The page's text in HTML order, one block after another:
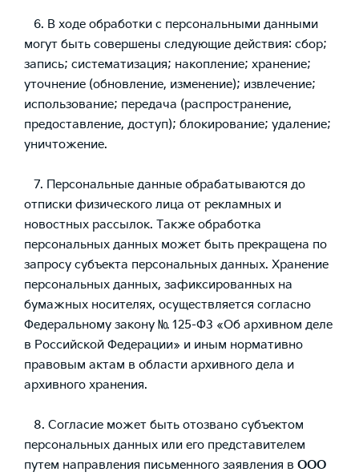
6. В ходе обработки с персональными данными
могут быть совершены следующие действия: сбор;
запись; систематизация; накопление; хранение;
уточнение (обновление, изменение); извлечение;
использование; передача (распространение,
предоставление, доступ); блокирование; удаление;
уничтожение.
7. Персональные данные обрабатываются до
отписки физического лица от рекламных и
новостных рассылок. Также обработка
персональных данных может быть прекращена по
запросу субъекта персональных данных. Хранение
персональных данных, зафиксированных на
бумажных носителях, осуществляется согласно
Федеральному закону № 125-ФЗ «Об архивном деле
в Российской Федерации» и иным нормативно
правовым актам в области архивного дела и
архивного хранения.
8. Согласие может быть отозвано субъектом
персональных данных или его представителем
путем направления письменного заявления в ООО